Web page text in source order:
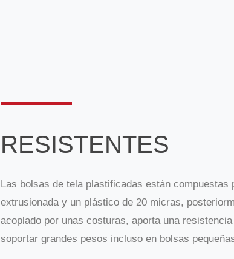
RESISTENTES
Las bolsas de tela plastificadas están compuestas
extrusionada y un plástico de 20 micras,
acoplado por unas costuras, aporta una
soportar grandes pesos incluso en bolsas